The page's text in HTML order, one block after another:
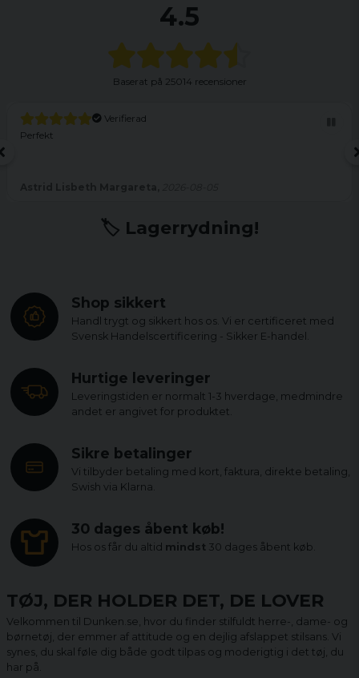
4.5
Baserat på 25014 recensioner
Verifierad
Perfekt
🏷️ Lagerrydning!
Shop sikkert
Handl trygt og sikkert hos os. Vi er certificeret med
Svensk Handelscertificering - Sikker E-handel.
Hurtige leveringer
Leveringstiden er normalt 1-3 hverdage, medmindre
andet er angivet for produktet.
Sikre betalinger
Vi tilbyder betaling med kort, faktura, direkte betaling,
Swish via Klarna.
30 dages åbent køb!
Hos os får du altid mindst 30 dages åbent køb.
TØJ, DER HOLDER DET, DE LOVER
Velkommen til Dunken.se, hvor du finder stilfuldt herre-, dame- og
børnetøj, der emmer af attitude og en dejlig afslappet stilsans. Vi
synes, du skal føle dig både godt tilpas og moderigtig i det tøj, du
har på.